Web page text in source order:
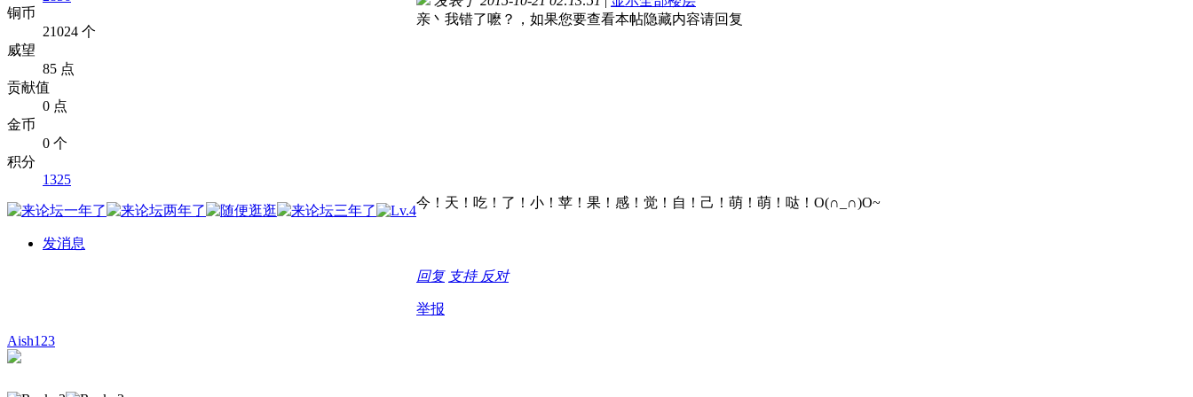
铜币
21024 个
威望
85 点
贡献值
0 点
金币
0 个
积分
1325
发消息
亲丶我错了嚒？，如果您要查看本帖隐藏内容请回复
今！天！吃！了！小！苹！果！感！觉！自！己！萌！萌！哒！O(∩_∩)O~
回复 支持 反对
举报
Aish123